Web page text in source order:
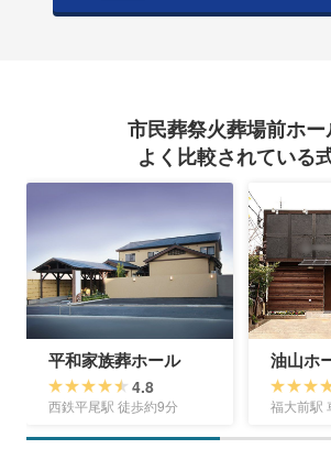
市民葬祭火葬場前ホー
よく比較されている
平和家族葬ホール
4.8
西鉄平尾駅 徒歩約9分
油山ホ
福大前駅